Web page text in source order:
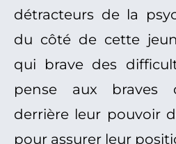
détracteurs de la
du côté de cette
qui brave des
pense aux braves
derrière leur pouvoir
pour assurer leur